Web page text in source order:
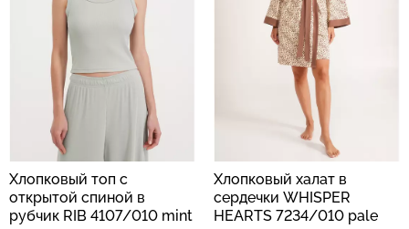
Хлопковый топ с
открытой спиной в
рубчик RIB 4107/010 mint
Хлопковый халат в
сердечки WHISPER
HEARTS 7234/010 pale